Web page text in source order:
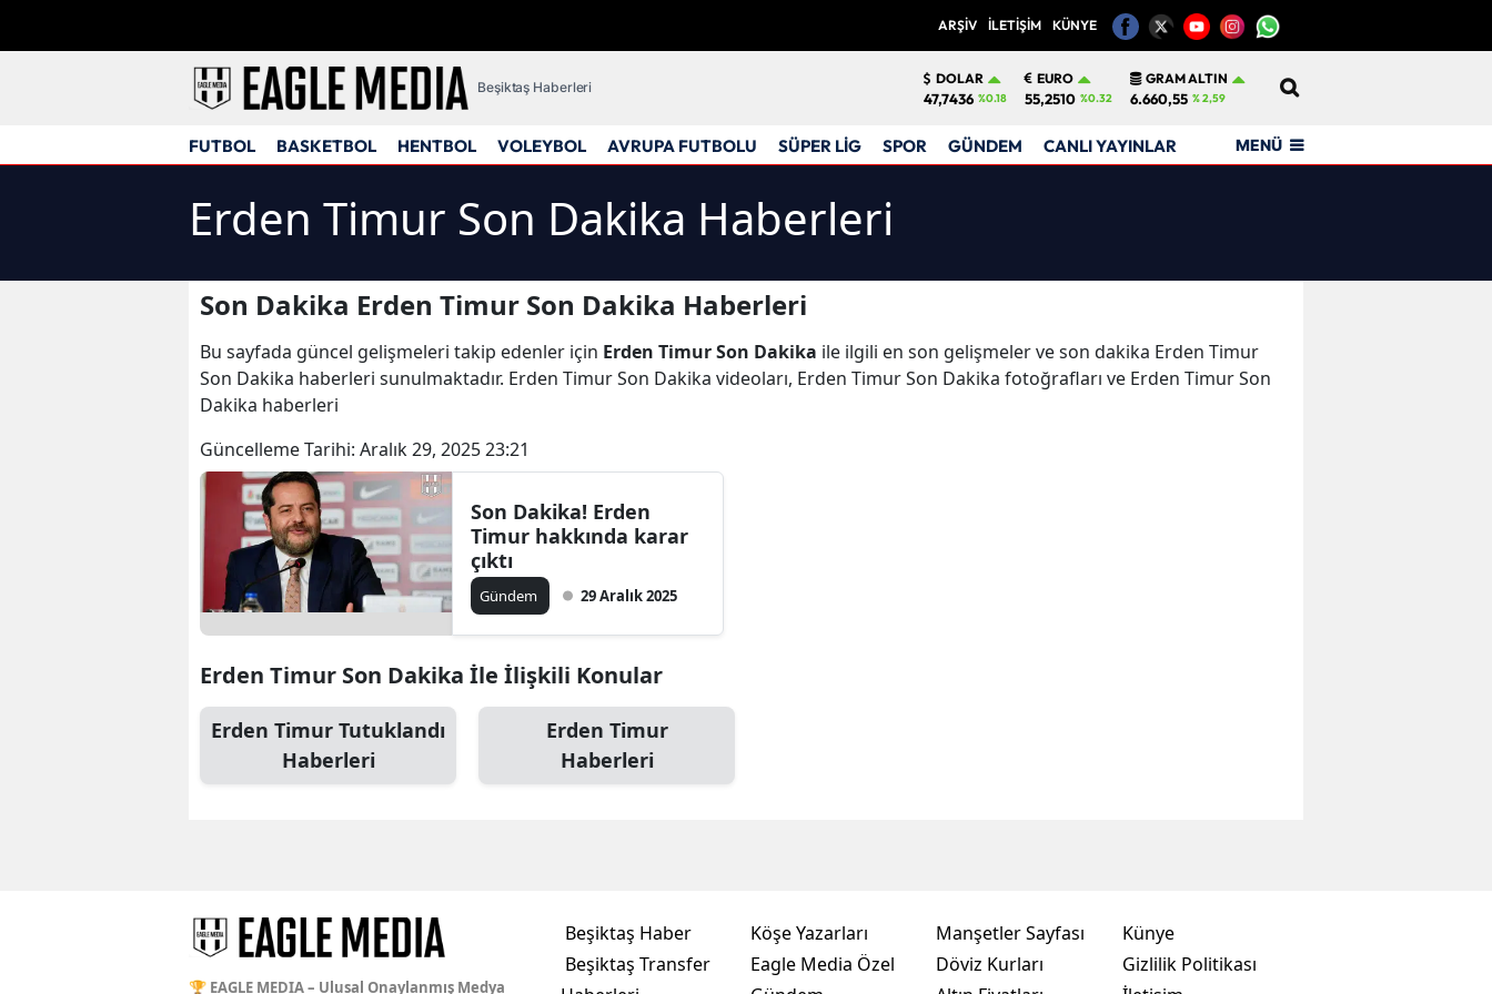
ARŞİV İLETİŞİM KÜNYE
Beşiktaş Haberleri
DOLAR
47,7436 %0.18
EURO
55,2510 %0.32
GRAM ALTIN
6.660,55 % 2,59
FUTBOL BASKETBOL HENTBOL VOLEYBOL AVRUPA FUTBOLU SÜPER LİG SPOR GÜNDEM CANLI YAYINLAR MENÜ
Erden Timur Son Dakika Haberleri
Son Dakika Erden Timur Son Dakika Haberleri
Bu sayfada güncel gelişmeleri takip edenler için Erden Timur Son Dakika ile ilgili en son gelişmeler ve son dakika Erden Timur
Son Dakika haberleri sunulmaktadır. Erden Timur Son Dakika videoları, Erden Timur Son Dakika fotoğrafları ve Erden Timur Son
Dakika haberleri
Güncelleme Tarihi: Aralık 29, 2025 23:21
Son Dakika! Erden
Timur hakkında karar
çıktı
Gündem 29 Aralık 2025
Erden Timur Son Dakika İle İlişkili Konular
Erden Timur Tutuklandı
Haberleri
Erden Timur
Haberleri
🏆 EAGLE MEDIA – Ulusal Onaylanmış Medya
Beşiktaş Haber
Beşiktaş Transfer
Köşe Yazarları
Eagle Media Özel
Manşetler Sayfası
Döviz Kurları
Künye
Gizlilik Politikası